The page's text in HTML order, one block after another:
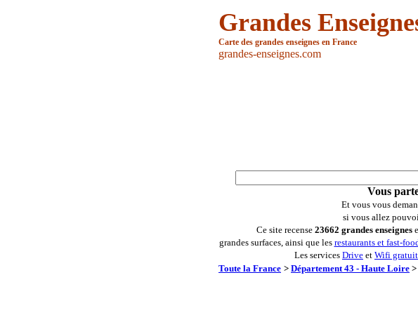
Grandes
Carte des grandes enseignes en France
grandes-enseignes.com
Vous
Et vous vous
si vous allez
Ce site recense 23662 grandes enseignes
grandes surfaces, ainsi que les restaurants et fast-
Les services Drive et Wifi gratuit
Toute la France > Département 43 - Haute Loire >